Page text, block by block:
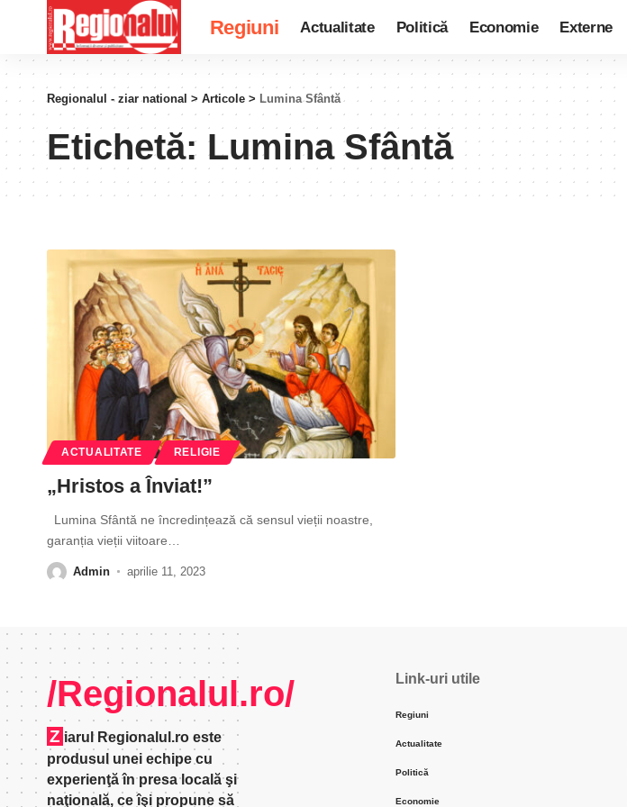
Regiuni Actualitate Politică Economie Externe
Regionalul - ziar national > Articole > Lumina Sfântă
Etichetă: Lumina Sfântă
ACTUALITATE RELIGIE
„Hristos a Înviat!”
Lumina Sfântă ne încredințează că sensul vieții noastre,
garanția vieții viitoare
Admin aprilie 11, 2023
/Regionalul.ro/
Z iarul Regionalul.ro este
produsul unei echipe cu
experienţă în presa locală şi
naţională, ce îşi propune să
Link-uri utile
Regiuni
Actualitate
Politică
Economie